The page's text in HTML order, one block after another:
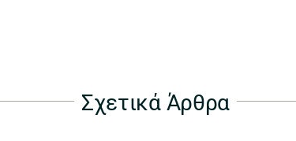
Σχετικά Άρθρα